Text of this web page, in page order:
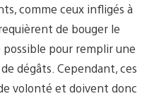
comme ceux infligés à
de bouger le
pour remplir une
dégâts. Cependant, ces
volonté et doivent donc